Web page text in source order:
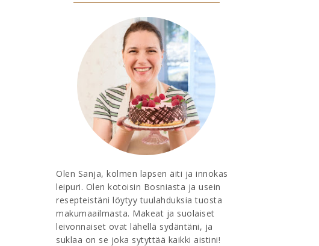
Olen Sanja, kolmen lapsen äiti ja innokas
leipuri. Olen kotoisin Bosniasta ja usein
resepteistäni löytyy tuulahduksia tuosta
makumaailmasta. Makeat ja suolaiset
leivonnaiset ovat lähellä sydäntäni, ja
suklaa on se joka sytyttää kaikki aistini!